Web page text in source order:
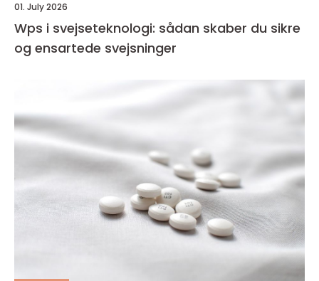
01. July 2026
Wps i svejseteknologi: sådan skaber du sikre
og ensartede svejsninger